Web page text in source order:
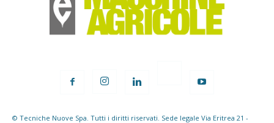
© Tecniche Nuove Spa. Tutti i diritti riservati. Sede legale Via Eritrea 21 -